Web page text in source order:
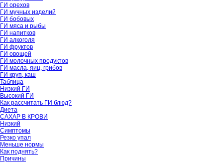
ГИ орехов
ГИ мучных изделий
ГИ бобовых
ГИ мяса и рыбы
ГИ напитков
ГИ алкоголя
ГИ фруктов
ГИ овощей
ГИ молочных продуктов
ГИ масла, яиц, грибов
ГИ круп, каш
Таблица
Низкий ГИ
Высокий ГИ
Как рассчитать ГИ блюд?
Диета
САХАР В КРОВИ
Низкий
Симптомы
Резко упал
Меньше нормы
Как поднять?
Причины